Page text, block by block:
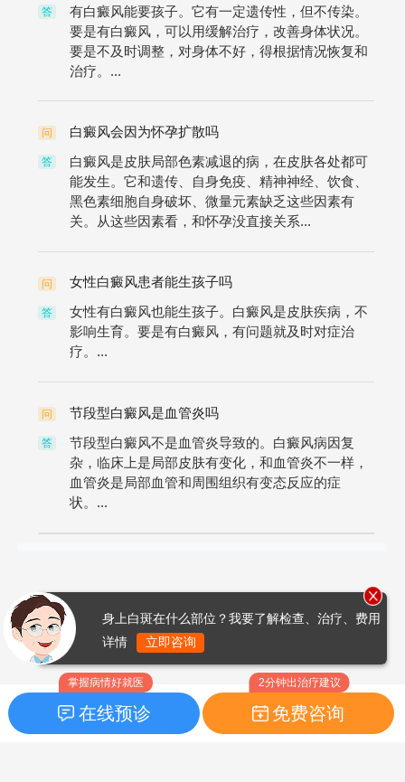
答
有白癜风能要孩子。它有一定遗传性，但不传染。
要是有白癜风，可以用缓解治疗，改善身体状况。
要是不及时调整，对身体不好，得根据情况恢复和
治疗。...
问 白癜风会因为怀孕扩散吗
答
白癜风是皮肤局部色素减退的病，在皮肤各处都可
能发生。它和遗传、自身免疫、精神神经、饮食、
黑色素细胞自身破坏、微量元素缺乏这些因素有
关。从这些因素看，和怀孕没直接关系...
问 女性白癜风患者能生孩子吗
答
女性有白癜风也能生孩子。白癜风是皮肤疾病，不
影响生育。要是有白癜风，有问题就及时对症治
疗。...
问 节段型白癜风是血管炎吗
答
节段型白癜风不是血管炎导致的。白癜风病因复
杂，临床上是局部皮肤有变化，和血管炎不一样，
血管炎是局部血管和周围组织有变态反应的症
状。...
掌握病情好就医
在线预诊
2分钟出治疗建议
免费咨询
身上白斑在什么部位？我要了解检查、治疗、费用
详情
立即咨询